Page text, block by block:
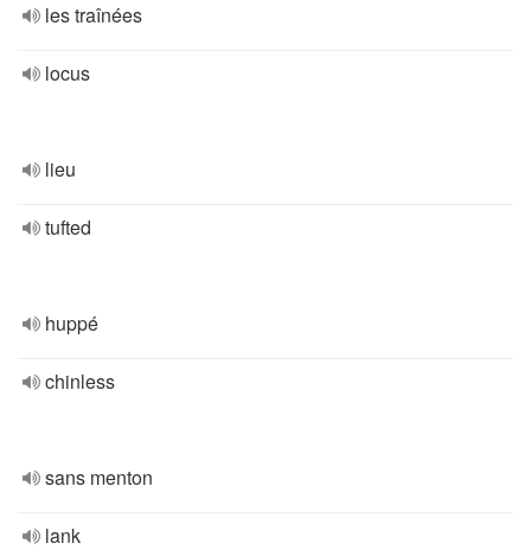
les traînées
locus
lieu
tufted
huppé
chinless
sans menton
lank